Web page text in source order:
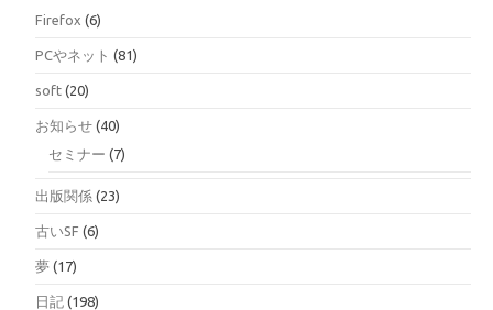
Firefox (6)
PCやネット (81)
soft (20)
お知らせ (40)
セミナー (7)
出版関係 (23)
古いSF (6)
夢 (17)
日記 (198)